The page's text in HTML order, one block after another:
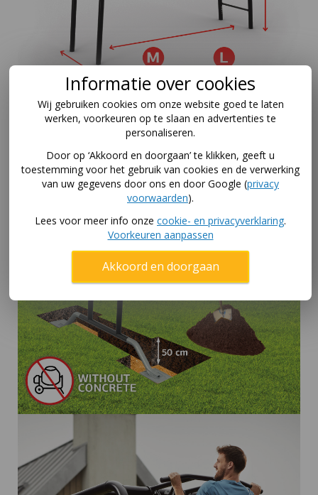
Informatie over cookies
Wij gebruiken cookies om onze website goed te laten
werken, voorkeuren op te slaan en advertenties te
personaliseren.
Door op ‘Akkoord en doorgaan’ te klikken, geeft u
toestemming voor het gebruik van cookies en de verwerking
van uw gegevens door ons en door Google (privacy
voorwaarden).
Lees voor meer info onze cookie- en privacyverklaring.
Voorkeuren aanpassen
Akkoord en doorgaan